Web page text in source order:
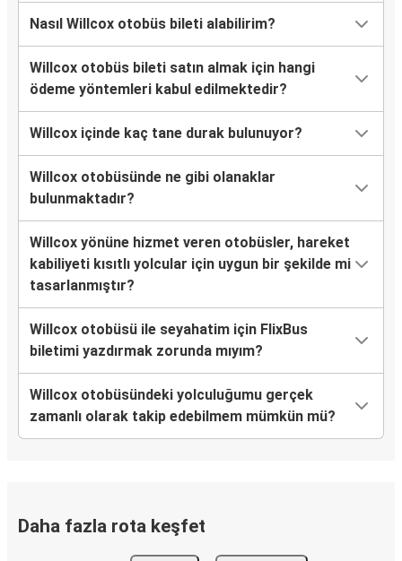
Nasıl Willcox otobüs bileti alabilirim?
Willcox otobüs bileti satın almak için hangi
ödeme yöntemleri kabul edilmektedir?
Willcox içinde kaç tane durak bulunuyor?
Willcox otobüsünde ne gibi olanaklar
bulunmaktadır?
Willcox yönüne hizmet veren otobüsler, hareket
kabiliyeti kısıtlı yolcular için uygun bir şekilde mi
tasarlanmıştır?
Willcox otobüsü ile seyahatim için FlixBus
biletimi yazdırmak zorunda mıyım?
Willcox otobüsündeki yolculuğumu gerçek
zamanlı olarak takip edebilmem mümkün mü?
Daha fazla rota keşfet